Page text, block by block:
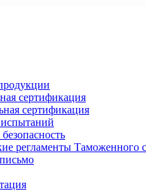
сертификация
сертификация
регламенты Таможенного